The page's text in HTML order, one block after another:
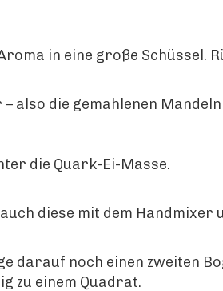
in eine große Schüssel.
also die gemahlenen
die Quark-Ei-Masse.
diese mit dem
darauf noch einen zweiten
zu einem Quadrat.